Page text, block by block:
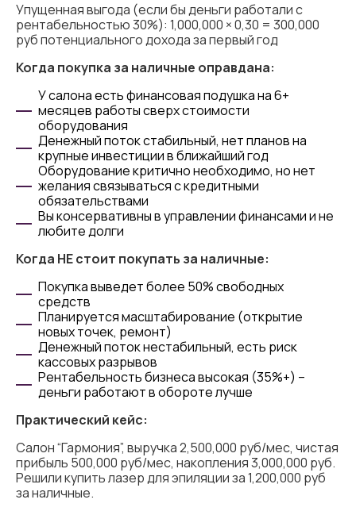
Упущенная выгода (если бы деньги работали с
рентабельностью 30%): 1,000,000 × 0,30 = 300,000
руб потенциального дохода за первый год
Когда покупка за наличные оправдана:
У салона есть финансовая подушка на 6+
месяцев работы сверх стоимости
оборудования
Денежный поток стабильный, нет планов на
крупные инвестиции в ближайший год
Оборудование критично необходимо, но нет
желания связываться с кредитными
обязательствами
Вы консервативны в управлении финансами и не
любите долги
Когда НЕ стоит покупать за наличные:
Покупка выведет более 50% свободных
средств
Планируется масштабирование (открытие
новых точек, ремонт)
Денежный поток нестабильный, есть риск
кассовых разрывов
Рентабельность бизнеса высокая (35%+) –
деньги работают в обороте лучше
Практический кейс:
Салон “Гармония”, выручка 2,500,000 руб/мес, чистая
прибыль 500,000 руб/мес, накопления 3,000,000 руб.
Решили купить лазер для эпиляции за 1,200,000 руб
за наличные.